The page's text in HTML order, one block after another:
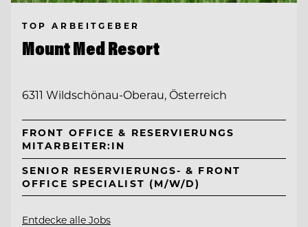
TOP ARBEITGEBER
Mount Med Resort
6311 Wildschönau-Oberau, Österreich
FRONT OFFICE & RESERVIERUNGS
MITARBEITER:IN
SENIOR RESERVIERUNGS- & FRONT
OFFICE SPECIALIST (M/W/D)
Entdecke alle Jobs